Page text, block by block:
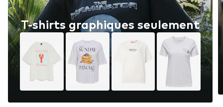
T-shirts graphiques seulement